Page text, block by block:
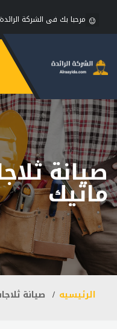
مرحبا بك فى الشركة
صيانة
ماتيك
الرئيسيه صيانة